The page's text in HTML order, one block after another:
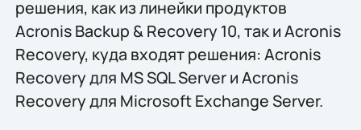
решения, как из линейки продуктов
Acronis Backup & Recovery 10, так и Acronis
Recovery, куда входят решения: Acronis
Recovery для MS SQL Server и Acronis
Recovery для Microsoft Exchange Server.